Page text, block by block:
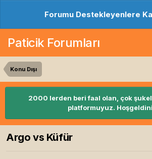
Forumu Destekleyenlere
Paticik Forumları
Konu Dışı
2000 lerden beri faal olan, çok
platformuyuz.
Argo vs Küfür